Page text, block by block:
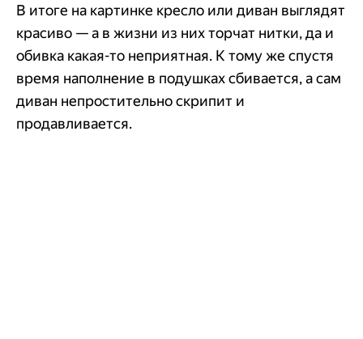
В итоге на картинке кресло или диван выглядят
красиво — а в жизни из них торчат нитки, да и
обивка какая-то неприятная. К тому же спустя
время наполнение в подушках сбивается, а сам
диван непростительно скрипит и
продавливается.